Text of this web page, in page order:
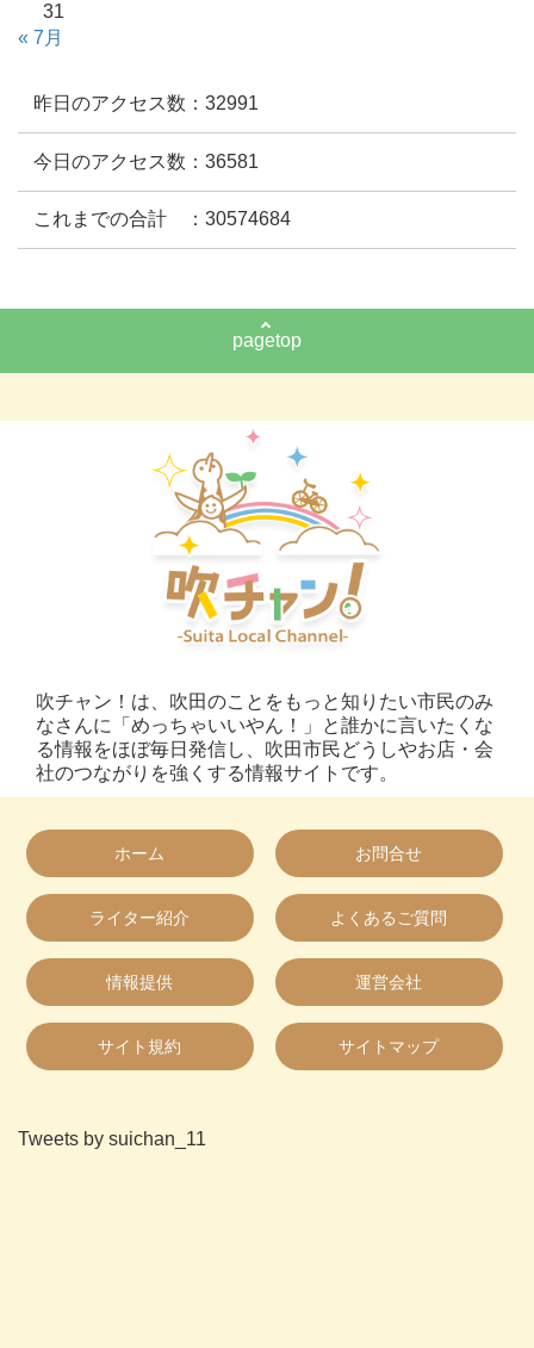
31
« 7月
昨日のアクセス数：32991
今日のアクセス数：36581
これまでの合計 ：30574684
pagetop
吹チャン！は、吹田のことをもっと知りたい市民のみ
なさんに「めっちゃいいやん！」と誰かに言いたくな
る情報をほぼ毎日発信し、吹田市民どうしやお店・会
社のつながりを強くする情報サイトです。
ホーム お問合せ
ライター紹介 よくあるご質問
情報提供 運営会社
サイト規約 サイトマップ
Tweets by suichan_11